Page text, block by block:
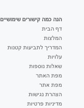
הנה כמה קישורים שימושיים
דף הבית
המלצות
המדריך לתביעות קטנות
עלויות
שאלות נוספות
מפת האתר
מפת אתר
הצהרת נגישות
מדיניות פרטיות